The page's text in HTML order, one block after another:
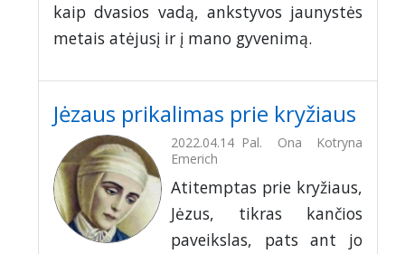
kaip dvasios vadą, ankstyvos jaunystės
metais atėjusį ir į mano gyvenimą.
Jėzaus prikalimas prie kryžiaus
2022.04.14 Pal. Ona Kotryna
Emerich
Atitemptas prie kryžiaus,
Jėzus, tikras kančios
paveikslas, pats ant jo